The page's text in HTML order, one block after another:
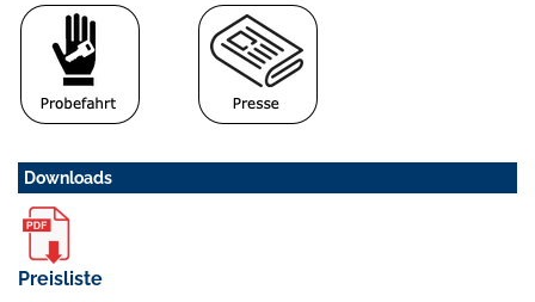
Downloads
Preisliste